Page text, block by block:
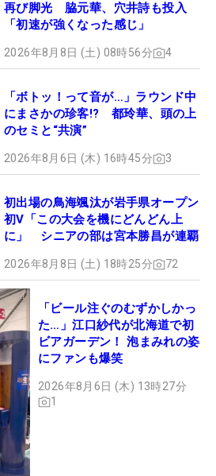
再び脚光 脇元華、穴井詩も投入
「初速が強くなった感じ」
2026年8月8日 (土) 08時56分 4
「ボトッ！って音が…」ラウンド中
にまさかの珍客!? 都玲華、頭の上
のセミと“共演”
2026年8月6日 (木) 16時45分 3
初出場の鳥海颯汰が岩手県オープン
初V「この大会を機にどんどん上
に」 シニアの部は宮本勝昌が連覇
2026年8月8日 (土) 18時25分 72
「ビール注ぐのむずかしかっ
た…」江口紗代が北海道で初
ビアガーデン！ 泡まみれの姿
にファンも爆笑
2026年8月6日 (木) 13時27分
1